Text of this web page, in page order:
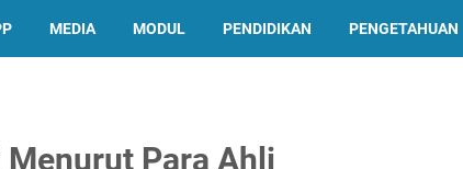
MEDIA MODUL PENDIDIKAN PENGETAHUAN
Para Ahli